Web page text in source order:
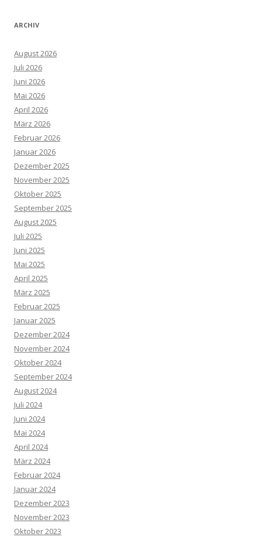
ARCHIV
August 2026
Juli 2026
Juni 2026
Mai 2026
April 2026
März 2026
Februar 2026
Januar 2026
Dezember 2025
November 2025
Oktober 2025
September 2025
August 2025
Juli 2025
Juni 2025
Mai 2025
April 2025
März 2025
Februar 2025
Januar 2025
Dezember 2024
November 2024
Oktober 2024
September 2024
August 2024
Juli 2024
Juni 2024
Mai 2024
April 2024
März 2024
Februar 2024
Januar 2024
Dezember 2023
November 2023
Oktober 2023